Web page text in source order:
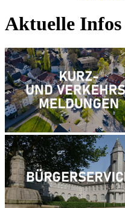
Aktuelle Infos